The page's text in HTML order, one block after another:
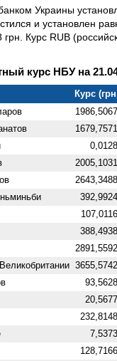
Украины
и установлен
Курс RUB
курс НБУ на
Курс
1986,5067
1679,7571
0,0128
2005,1031
2643,3488
392,9924
107,0116
388,4938
2891,5592
3655,5742
93,5628
20,5677
232,8148
7,5373
128,7166